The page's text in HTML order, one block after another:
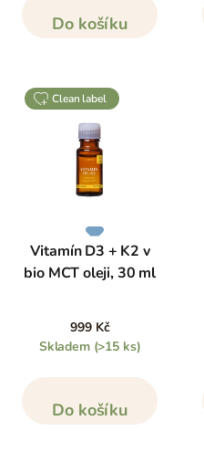
Do košíku
clean label
Vitamín D3 + K2 v
bio MCT oleji, 30 ml
999 Kč
Skladem (>15 ks)
Do košíku